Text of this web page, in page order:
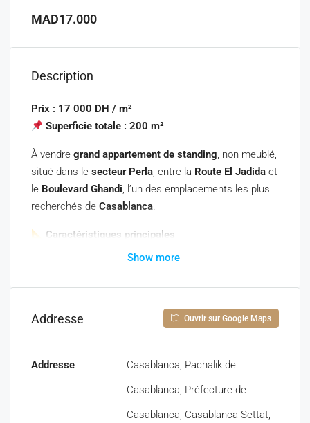
MAD17.000
Description
Prix : 17 000 DH / m²
Superficie totale : 200 m²
À vendre grand appartement de standing, non meublé,
situé dans le secteur Perla, entre la Route El Jadida et
le Boulevard Ghandi, l’un des emplacements les plus
recherchés de Casablanca.
Caractéristiques principales
200 m²
Parking :
Studio indépendant attenant
🛋️ Composition
Show more
Addresse Ouvrir sur Google Maps
Addresse
Casablanca, Pachalik de
Casablanca, Préfecture de
Casablanca, Casablanca-Settat,